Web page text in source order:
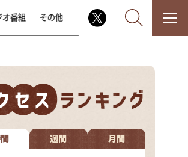
なるみ・岡村の過ぎるTV
相席食堂
オ番組 その他
週間 月間